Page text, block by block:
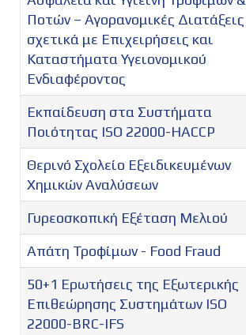
Ποτών – Αγορανομικές Διατάξεις
σχετικά με Επιχειρήσεις και
Καταστήματα Υγειονομικού
Ενδιαφέροντος
Εκπαίδευση στα Συστήματα
Ποιότητας ISO 22000-HACCP
Θερινό Σχολείο Εξειδικευμένων
Χημικών Αναλύσεων
Γυρεοσκοπική Εξέταση Μελιού
Απάτη Τροφίμων - Food Fraud
50+1 Ερωτήσεις της Εξωτερικής
Επιθεώρησης Συστημάτων ISO
22000-BRC-IFS